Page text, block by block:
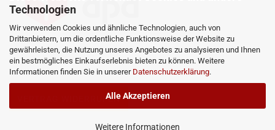
Technologien
Wir verwenden Cookies und ähnliche Technologien, auch von
Drittanbietern, um die ordentliche Funktionsweise der Website zu
gewährleisten, die Nutzung unseres Angebotes zu analysieren und Ihnen
ein bestmögliches Einkaufserlebnis bieten zu können. Weitere
Informationen finden Sie in unserer Datenschutzerklärung.
Alle Akzeptieren
Weitere Informationen
VERTRAG WIDERRUFEN